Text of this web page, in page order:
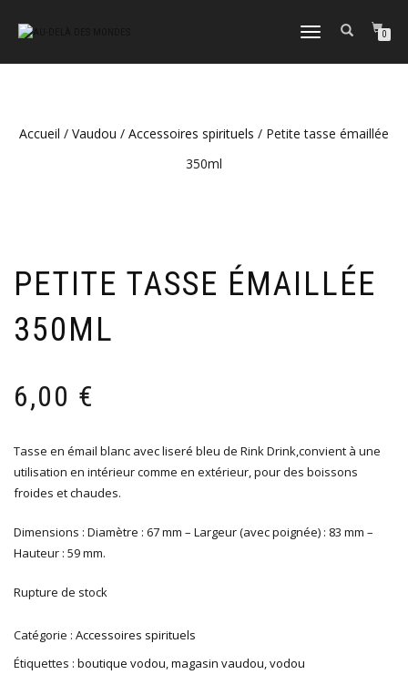
DÉPLIER
NAVIGATION
0
Accueil / Vaudou / Accessoires spirituels / Petite tasse émaillée
350ml
PETITE TASSE ÉMAILLÉE
350ML
6,00 €
Tasse en émail blanc avec liseré bleu de Rink Drink,convient à une
utilisation en intérieur comme en extérieur, pour des boissons
froides et chaudes.
Dimensions : Diamètre : 67 mm – Largeur (avec poignée) : 83 mm –
Hauteur : 59 mm.
Rupture de stock
Catégorie : Accessoires spirituels
Étiquettes : boutique vodou,magasin vaudou,vodou